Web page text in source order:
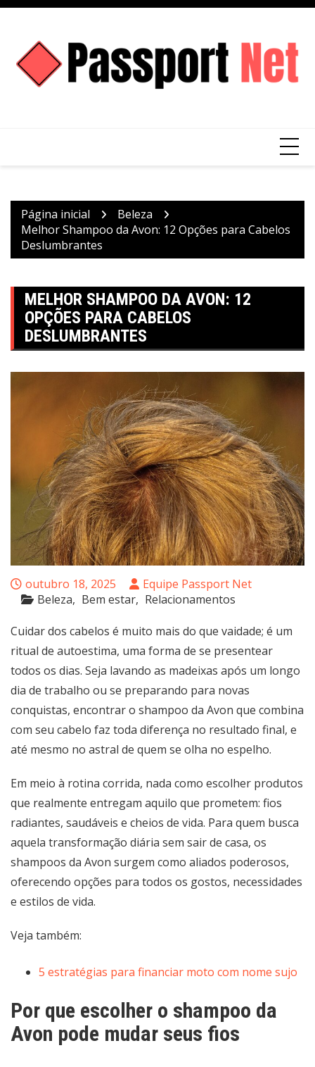
Ir
conteúdo
Página inicial
Beleza
Melhor Shampoo da Avon: 12 Opções para Cabelos
Deslumbrantes
MELHOR SHAMPOO DA AVON: 12
OPÇÕES PARA CABELOS
DESLUMBRANTES
outubro 18, 2025
Equipe Passport Net
Beleza
Bem estar Relacionamentos
Cuidar dos cabelos é muito mais do que vaidade; é um
ritual de autoestima, uma forma de se presentear
todos os dias. Seja lavando as madeixas após um longo
dia de trabalho ou se preparando para novas
conquistas, encontrar o shampoo da Avon que combina
com seu cabelo faz toda diferença no resultado final, e
até mesmo no astral de quem se olha no espelho.
Em meio à rotina corrida, nada como escolher produtos
que realmente entregam aquilo que prometem: fios
radiantes, saudáveis e cheios de vida. Para quem busca
aquela transformação diária sem sair de casa, os
shampoos da Avon surgem como aliados poderosos,
oferecendo opções para todos os gostos, necessidades
e estilos de vida.
Veja também:
5 estratégias para financiar moto com nome sujo
Por que escolher o shampoo da
Avon pode mudar seus fios